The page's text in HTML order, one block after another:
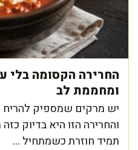
החרירה הקסומה בלי
ומחממת לב
יש מרקים שמספיק להריח
והחרירה הזו היא בדיוק
תמיד חוזרת כשמתחיל ...